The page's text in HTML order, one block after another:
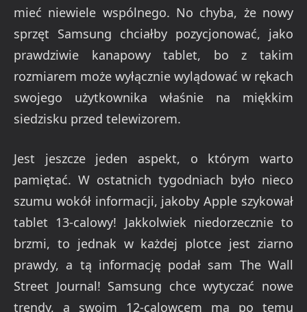
mieć niewiele wspólnego. No chyba, że nowy
sprzęt Samsung chciałby pozycjonować, jako
prawdziwie kanapowy tablet, bo z takim
rozmiarem może wyłącznie wylądować w rękach
swojego użytkownika właśnie na miękkim
siedzisku przed telewizorem.
Jest jeszcze jeden aspekt, o którym warto
pamiętać. W ostatnich tygodniach było nieco
szumu wokół informacji, jakoby Apple szykował
tablet 13-calowy! Jakkolwiek niedorzecznie to
brzmi, to jednak w każdej plotce jest ziarno
prawdy, a tą informację podał sam The Wall
Street Journal! Samsung chce wytyczać nowe
trendy, a swoim 12-calowcem ma po temu